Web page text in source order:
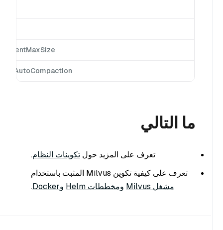
ما التالي
تعرف على المزيد حول تكوينات النظام.
تعرف على كيفية تكوين Milvus المثبت باستخدام
مشغل Milvus
ومخططات Helm وDocker .